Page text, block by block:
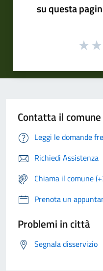
su questa
Contatta il comune
Leggi le domande
Richiedi Assistenza
Chiama il comune
Prenota un
Problemi in città
Segnala disservizio